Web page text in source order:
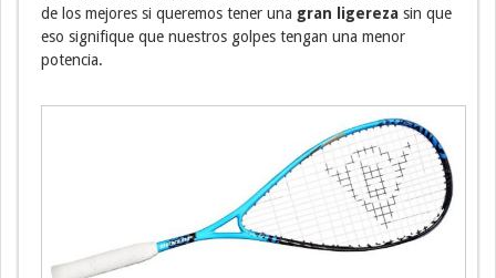
de los mejores si queremos tener una gran ligereza sin que
eso signifique que nuestros golpes tengan una menor
potencia.